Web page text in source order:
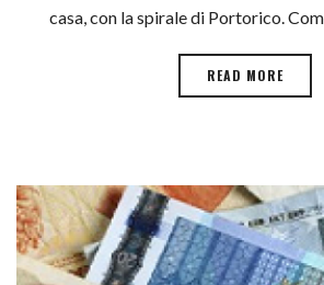
casa, con la spirale di Portorico.
READ MORE